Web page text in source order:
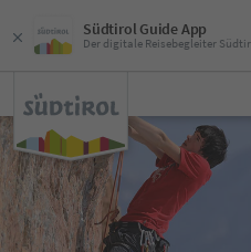
Südtirol Guide App
Der digitale Reisebegleiter